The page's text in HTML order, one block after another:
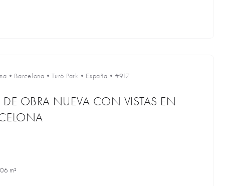
• Barcelona •Turó Park • España •#917
DE OBRA NUEVA CON VISTAS EN
m²